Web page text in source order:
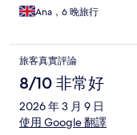
Ana，6 晚旅行
旅客真實評論
8/10 非常好
2026 年 3 月 9 日
使用 Google 翻譯